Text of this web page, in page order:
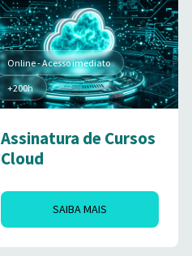
Online - Acesso imediato
+200h
Assinatura de Cursos
Cloud
SAIBA MAIS